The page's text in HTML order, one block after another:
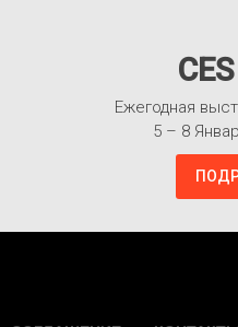
Ежегодная
5 – 8